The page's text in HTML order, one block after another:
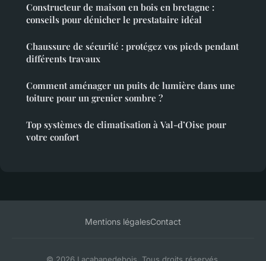
Constructeur de maison en bois en bretagne :
conseils pour dénicher le prestataire idéal
Chaussure de sécurité : protégez vos pieds pendant
différents travaux
Comment aménager un puits de lumière dans une
toiture pour un grenier sombre ?
Top systèmes de climatisation à Val-d’Oise pour
votre confort
Mentions légalesContact
© 2026 Lacabanedebois. Tous droits réservés.